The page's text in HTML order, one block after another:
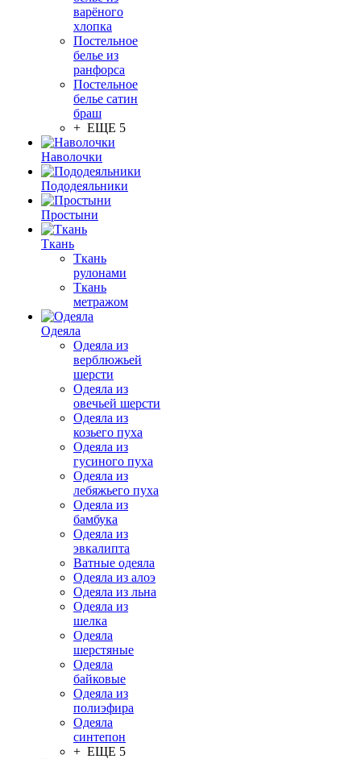
варёного
хлопка
Постельное
белье из
ранфорса
Постельное
белье сатин
браш
+ ЕЩЕ 5
Наволочки
Пододеяльники
Простыни
Ткань
Ткань
рулонами
Ткань
метражом
Одеяла
Одеяла из
верблюжьей
шерсти
Одеяла из
овечьей шерсти
Одеяла из
козьего пуха
Одеяла из
гусиного пуха
Одеяла из
лебяжьего пуха
Одеяла из
бамбука
Одеяла из
эвкалипта
Ватные одеяла
Одеяла из алоэ
Одеяла из льна
Одеяла из
шелка
Одеяла
шерстяные
Одеяла
байковые
Одеяла из
полиэфира
Одеяла
синтепон
+ ЕЩЕ 5